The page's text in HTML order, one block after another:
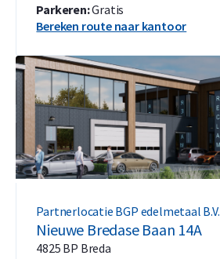
Parkeren:Gratis
Bereken route naar kantoor
Partnerlocatie BGP edelmetaal B.V.
Nieuwe Bredase Baan 14A
4825 BP Breda